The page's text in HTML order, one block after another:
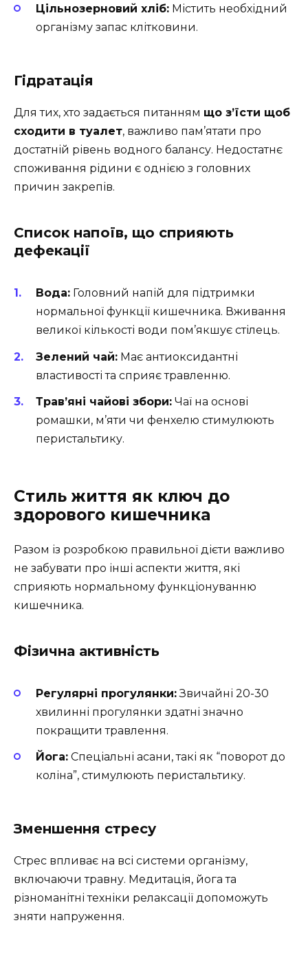
Цільнозерновий хліб: Містить необхідний
організму запас клітковини.
Гідратація
Для тих, хто задається питанням що з’їсти щоб
сходити в туалет, важливо пам’ятати про
достатній рівень водного балансу. Недостатнє
споживання рідини є однією з головних
причин закрепів.
Список напоїв, що сприяють
дефекації
Вода: Головний напій для підтримки
нормальної функції кишечника. Вживання
великої кількості води пом’якшує стілець.
Зелений чай: Має антиоксидантні
властивості та сприяє травленню.
Трав’яні чайові збори: Чаї на основі
ромашки, м’яти чи фенхелю стимулюють
перистальтику.
Стиль життя як ключ до
здорового кишечника
Разом із розробкою правильної дієти важливо
не забувати про інші аспекти життя, які
сприяють нормальному функціонуванню
кишечника.
Фізична активність
Регулярні прогулянки:Звичайні 20-30
хвилинні прогулянки здатні значно
покращити травлення.
Йога: Спеціальні асани, такі як “поворот до
коліна”, стимулюють перистальтику.
Зменшення стресу
Стрес впливає на всі системи організму,
включаючи травну. Медитація, йога та
різноманітні техніки релаксації допоможуть
зняти напруження.